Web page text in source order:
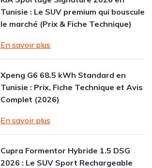
Tunisie : Le SUV premium qui bouscule
le marché (Prix & Fiche Technique)
En savoir plus
Xpeng G6 68.5 kWh Standard en
Tunisie : Prix, Fiche Technique et Avis
Complet (2026)
En savoir plus
Cupra Formentor Hybride 1.5 DSG
2026 : Le SUV Sport Rechargeable